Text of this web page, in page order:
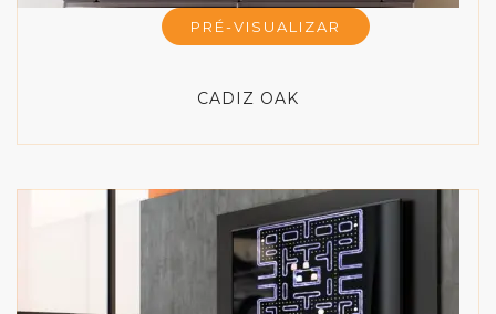
PRÉ-VISUALIZAR
CADIZ OAK